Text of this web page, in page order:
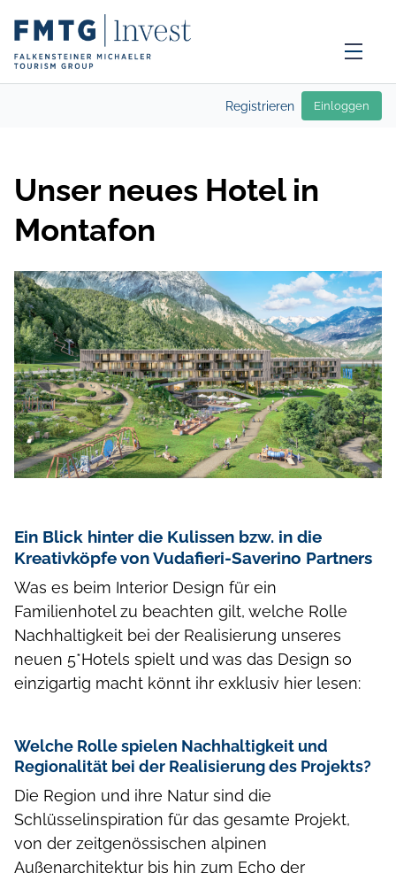
Registrieren Einloggen
Unser neues Hotel in
Montafon
Ein Blick hinter die Kulissen bzw. in die
Kreativköpfe von Vudafieri-Saverino Partners
Was es beim Interior Design für ein
Familienhotel zu beachten gilt, welche Rolle
Nachhaltigkeit bei der Realisierung unseres
neuen 5*Hotels spielt und was das Design so
einzigartig macht könnt ihr exklusiv hier lesen:
Welche Rolle spielen Nachhaltigkeit und
Regionalität bei der Realisierung des Projekts?
Die Region und ihre Natur sind die
Schlüsselinspiration für das gesamte Projekt,
von der zeitgenössischen alpinen
Außenarchitektur bis hin zum Echo der